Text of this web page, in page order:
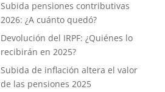
Subida pensiones contributivas
2026: ¿A cuánto quedó?
Devolución del IRPF: ¿Quiénes lo
recibirán en 2025?
Subida de inflación altera el valor
de las pensiones 2025